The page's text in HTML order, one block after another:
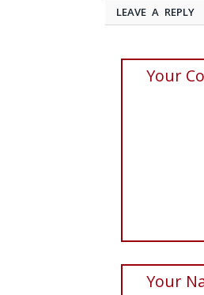
LEAVE A REPLY